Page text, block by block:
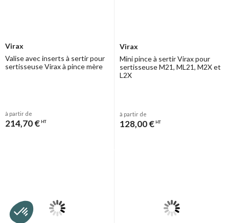
Virax
Valise avec inserts à sertir pour
sertisseuse Virax à pince mère
à partir de
214,70 € HT
Virax
Mini pince à sertir Virax pour
sertisseuse M21, ML21, M2X et
L2X
à partir de
128,00 € HT